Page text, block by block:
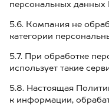
персональных данных
5.6. Компания не
категории
5.7. При обработке
использует такие
5.8. Настоящая
к информации,